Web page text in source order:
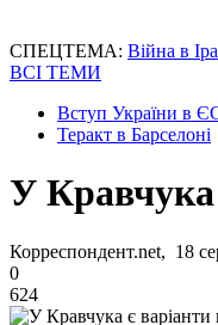
СПЕЦТЕМА: Війна в
ВСІ ТЕМИ
Вступ України в
Теракт в Барселоні
У
Корреспондент.net, 18
0
624